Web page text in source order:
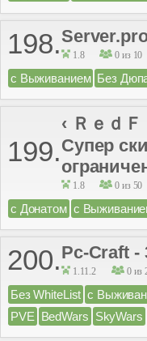
198. 1.8 0 из 10
с Выживанием Без
199.
‹ Ｒｅｄ
Супер
1.8 0 из 50
с Донатом с
200.Pc-Craft
1.11.2 0 из
Без WhiteList с
PVE BedWars SkyWars